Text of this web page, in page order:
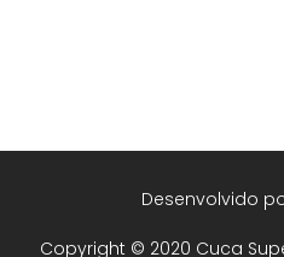
Copyright © 2020 Cuca
Desenvolvido